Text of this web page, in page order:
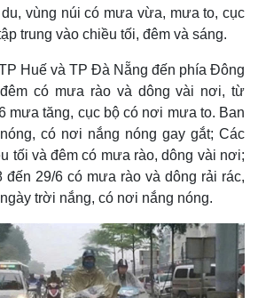
vùng núi có mưa vừa, mưa to, cục
trung vào chiều tối, đêm và sáng.
Huế và TP Đà Nẵng đến phía Đông
có mưa rào và dông vài nơi, từ
mưa tăng, cục bộ có nơi mưa to. Ban
có nơi nắng nóng gay gắt; Các
tối và đêm có mưa rào, dông vài nơi;
đến 29/6 có mưa rào và dông rải rác,
trời nắng, có nơi nắng nóng.